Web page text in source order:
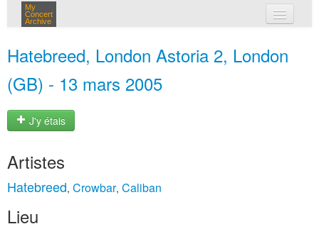
My
Concert
Archive
Hatebreed, London Astoria 2, London
(GB) - 13 mars 2005
J'y étais
Artistes
Hatebreed, Crowbar, Caliban
Lieu